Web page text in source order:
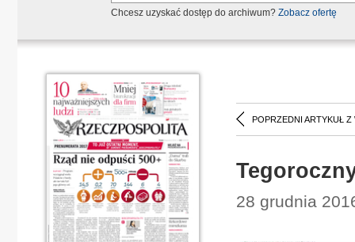
Chcesz uzyskać dostęp do archiwum? Zobacz ofertę
POPRZEDNI ARTYKUŁ Z
28 grudnia